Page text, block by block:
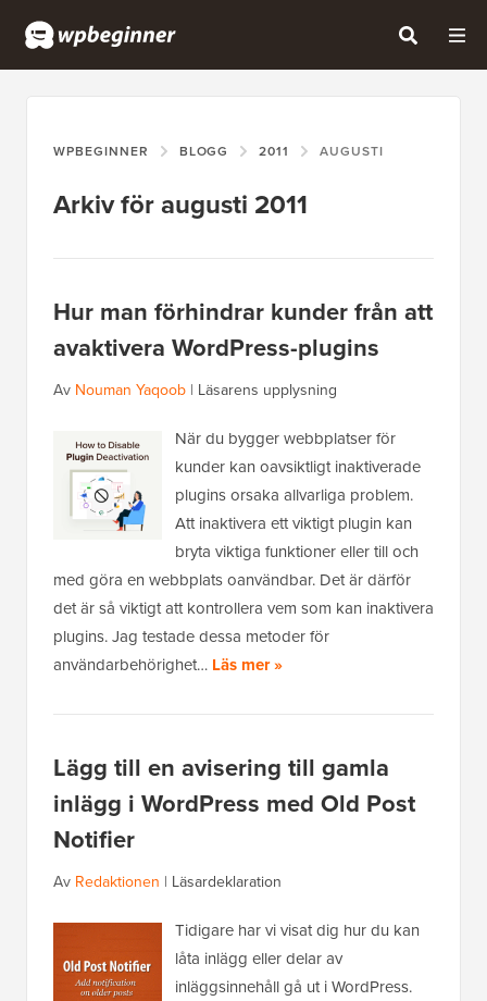
WPBEGINNER BLOGG 2011 AUGUSTI
Arkiv för augusti 2011
Hur man förhindrar kunder från att
avaktivera WordPress-plugins
Av Nouman Yaqoob | Läsarens upplysning
När du bygger webbplatser för
kunder kan oavsiktligt inaktiverade
plugins orsaka allvarliga problem.
Att inaktivera ett viktigt plugin kan
bryta viktiga funktioner eller till och
med göra en webbplats oanvändbar. Det är därför
det är så viktigt att kontrollera vem som kan inaktivera
plugins. Jag testade dessa metoder för
användarbehörighet… Läs mer »
Lägg till en avisering till gamla
inlägg i WordPress med Old Post
Notifier
Av Redaktionen | Läsardeklaration
Tidigare har vi visat dig hur du kan
låta inlägg eller delar av
inläggsinnehåll gå ut i WordPress.